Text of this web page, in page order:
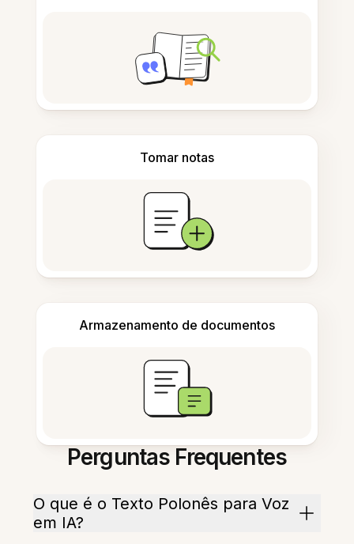
Tomar notas
Armazenamento de documentos
Perguntas Frequentes
O que é o Texto Polonês para Voz
em IA?